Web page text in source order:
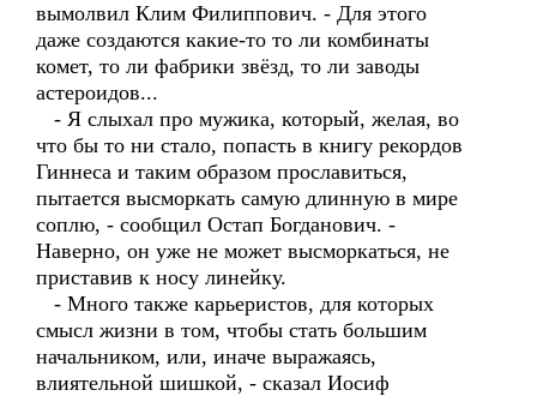
вымолвил Клим Филиппович. - Для этого
даже создаются какие-то то ли комбинаты
комет, то ли фабрики звёзд, то ли заводы
астероидов...
- Я слыхал про мужика, который, желая, во
что бы то ни стало, попасть в книгу рекордов
Гиннеса и таким образом прославиться,
пытается высморкать самую длинную в мире
соплю, - сообщил Остап Богданович. -
Наверно, он уже не может высморкаться, не
приставив к носу линейку.
- Много также карьеристов, для которых
смысл жизни в том, чтобы стать большим
начальником, или, иначе выражаясь,
влиятельной шишкой, - сказал Иосиф